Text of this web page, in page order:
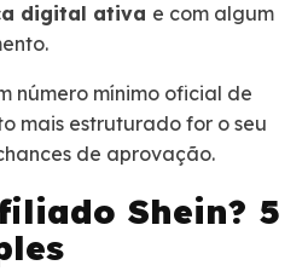
digital ativa e com algum
número mínimo oficial de
mais estruturado for o seu
de aprovação.
Shein? 5